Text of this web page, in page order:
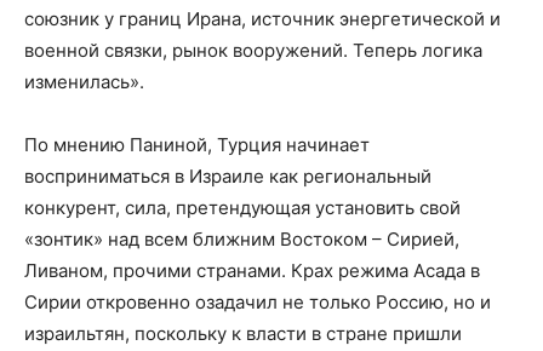
союзник у границ Ирана, источник энергетической и
военной связки, рынок вооружений. Теперь логика
изменилась».
По мнению Паниной, Турция начинает
восприниматься в Израиле как региональный
конкурент, сила, претендующая установить свой
«зонтик» над всем ближним Востоком – Сирией,
Ливаном, прочими странами. Крах режима Асада в
Сирии откровенно озадачил не только Россию, но и
израильтян, поскольку к власти в стране пришли